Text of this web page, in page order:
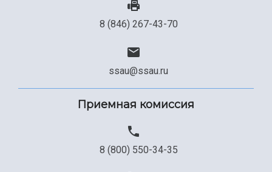
8 (846) 267-43-70
ssau@ssau.ru
Приемная комиссия
8 (800) 550-34-35